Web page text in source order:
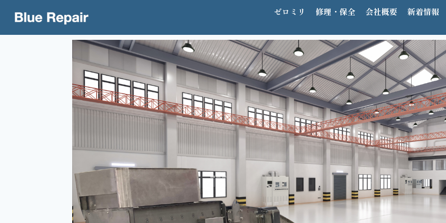
ゼロミリ 修理・保全 会社概要 新着情報